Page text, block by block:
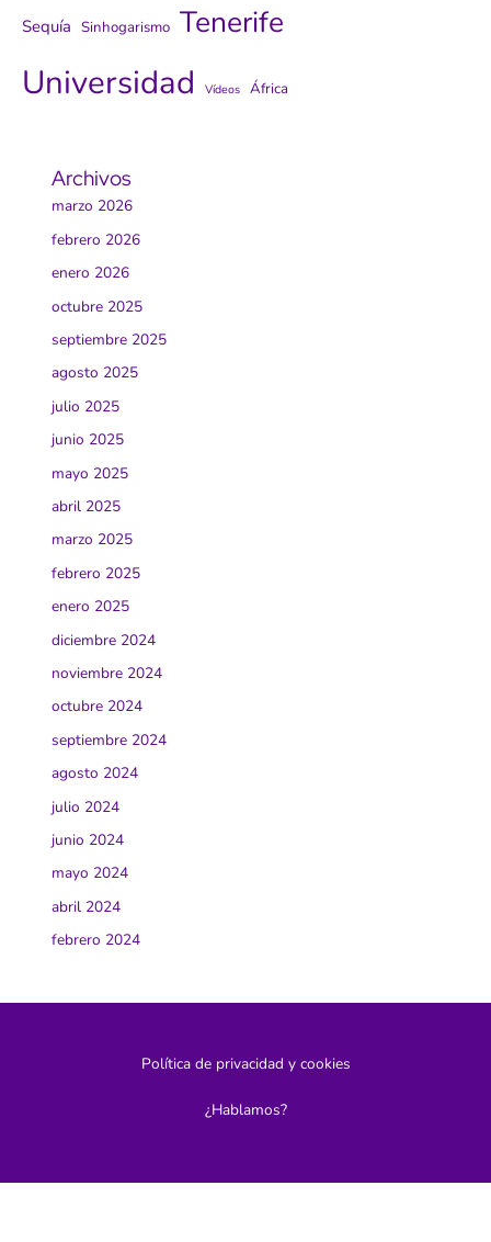
Sequía Sinhogarismo Tenerife
Universidad Vídeos África
Archivos
marzo 2026
febrero 2026
enero 2026
octubre 2025
septiembre 2025
agosto 2025
julio 2025
junio 2025
mayo 2025
abril 2025
marzo 2025
febrero 2025
enero 2025
diciembre 2024
noviembre 2024
octubre 2024
septiembre 2024
agosto 2024
julio 2024
junio 2024
mayo 2024
abril 2024
febrero 2024
Política de privacidad y cookies
¿Hablamos?